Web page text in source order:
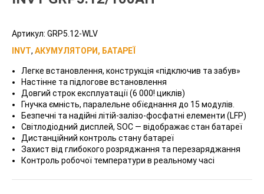
Артикул: GRP5.12-WLV
INVT, АКУМУЛЯТОРИ, БАТАРЕЇ
Легке встановлення, конструкція «підключив та забув»
Настінне та підлогове встановлення
Довгий строк експлуатації (6 000! циклів)
Гнучка ємність, паралельне обїєднання до 15 модулів.
Безпечні та надійні літій-залізо-фосфатні елементи (LFP)
Світлодіодний дисплей, SOC — відображає стан батареї
Дистанційний контроль стану батареї
Захист від глибокого розряджання та перезаряджання
Контроль робочої температури в реальному часі